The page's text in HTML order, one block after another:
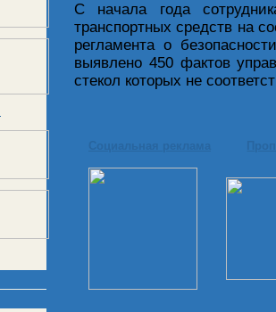
С начала года
транспортных средств на
регламента о
выявлено 450 фактов
стекол которых не